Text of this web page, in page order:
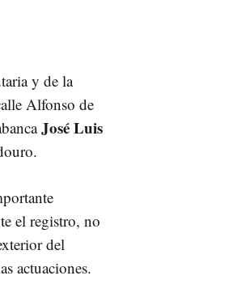
y de la
Alfonso de
José Luis
el registro, no
del
actuaciones.